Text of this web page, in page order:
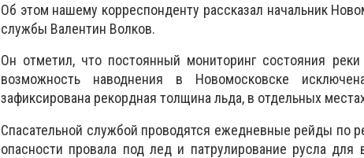
Об этом нашему корреспонденту рассказал начальник
службы Валентин Волков.
Он отметил, что постоянный мониторинг состояния
возможность наводнения в Новомосковске
зафиксирована рекордная толщина льда, в отдельных
Спасательной службой проводятся ежедневные рейды по
опасности провала под лед и патрулирование русла